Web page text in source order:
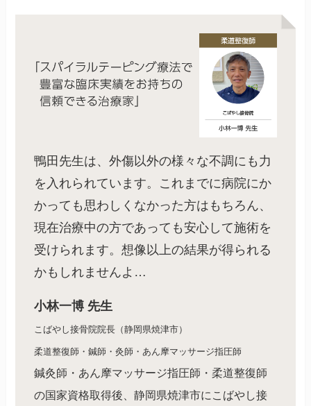
鴨田先生は、外傷以外の様々な不調にも力
を入れられています。これまでに病院にか
かっても思わしくなかった方はもちろん、
現在治療中の方であっても安心して施術を
受けられます。想像以上の結果が得られる
かもしれませんよ…
小林一博 先生
こばやし接骨院院長（静岡県焼津市）
柔道整復師・鍼師・灸師・あん摩マッサージ指圧師
鍼灸師・あん摩マッサージ指圧師・柔道整復師
の国家資格取得後、静岡県焼津市にこばやし接